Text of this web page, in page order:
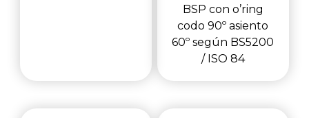
BSP con o’ring
codo 90º asiento
60º según BS5200
/ ISO 84